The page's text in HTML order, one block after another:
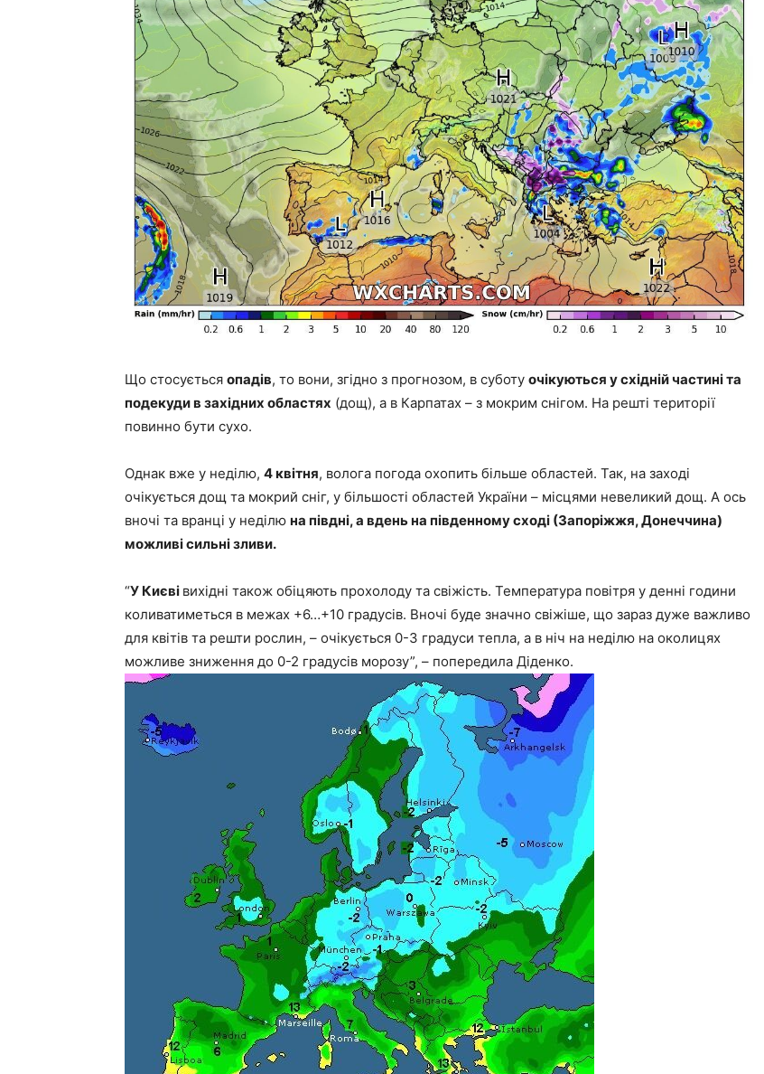
Що стосується опадів, то вони, згідно з прогнозом, в суботу очікуються у східній частині та
подекуди в західних областях (дощ), а в Карпатах – з мокрим снігом. На решті території
повинно бути сухо.
Однак вже у неділю, 4 квітня, волога погода охопить більше областей. Так, на заході
очікується дощ та мокрий сніг, у більшості областей України – місцями невеликий дощ. А ось
вночі та вранці у неділю на півдні, а вдень на південному сході (Запоріжжя, Донеччина)
можливі сильні зливи.
“У Києві вихідні також обіцяють прохолоду та свіжість. Температура повітря у денні години
коливатиметься в межах +6…+10 градусів. Вночі буде значно свіжіше, що зараз дуже важливо
для квітів та решти рослин, – очікується 0-3 градуси тепла, а в ніч на неділю на околицях
можливе зниження до 0-2 градусів морозу”, – попередила Діденко.